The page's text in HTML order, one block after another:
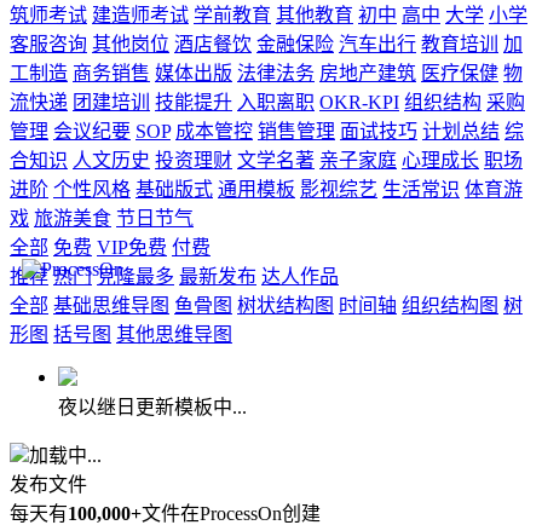
筑师考试 建造师考试 学前教育 其他教育 初中 高中 大学 小学
客服咨询 其他岗位 酒店餐饮 金融保险 汽车出行 教育培训
加
工制造 商务销售 媒体出版 法律法务 房地产建筑 医疗保健 物
流快递 团建培训 技能提升 入职离职 OKR-KPI 组织结构 采购
管理 会议纪要 SOP 成本管控 销售管理 面试技巧 计划总结 综
合知识 人文历史 投资理财 文学名著 亲子家庭 心理成长 职场
进阶 个性风格 基础版式 通用模板 影视综艺 生活常识 体育游
戏 旅游美食 节日节气
全部 免费 VIP免费 付费
推荐 热门 克隆最多 最新发布 达人作品
全部 基础思维导图 鱼骨图 树状结构图 时间轴 组织结构图 树
形图 括号图 其他思维导图
夜以继日更新模板中...
加载中...
发布文件
每天有100,000+文件在ProcessOn创建